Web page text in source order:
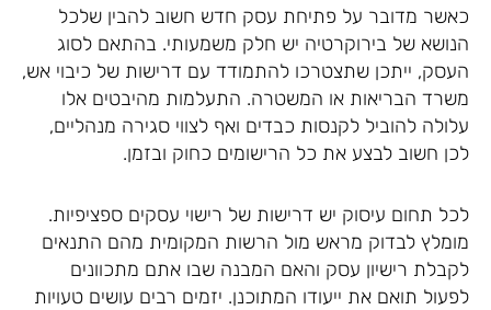
כאשר מדובר על פתיחת עסק חדש חשוב להבין שלכל
הנושא של בירוקרטיה יש חלק משמעותי. בהתאם לסוג
העסק, ייתכן שתצטרכו להתמודד עם דרישות של כיבוי אש,
משרד הבריאות או המשטרה. התעלמות מהיבטים אלו
עלולה להוביל לקנסות כבדים ואף לצווי סגירה מנהליים,
לכן חשוב לבצע את כל הרישומים כחוק ובזמן.
לכל תחום עיסוק יש דרישות של רישוי עסקים ספציפיות.
מומלץ לבדוק מראש מול הרשות המקומית מהם התנאים
לקבלת רישיון עסק והאם המבנה שבו אתם מתכוונים
לפעול תואם את ייעודו המתוכנן. יזמים רבים עושים טעויות